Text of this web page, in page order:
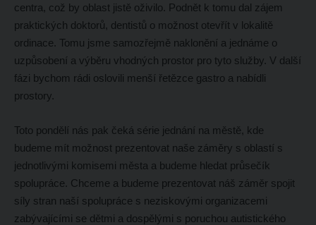
centra, což by oblast jistě oživilo. Podnět k tomu dal zájem
praktických doktorů, dentistů o možnost otevřít v lokalitě
ordinace. Tomu jsme samozřejmě naklonění a jednáme o
uzpůsobení a výběru vhodných prostor pro tyto služby. V další
fázi bychom rádi oslovili menší řetězce gastro a nabídli
prostory.
Toto pondělí nás pak čeká série jednání na městě, kde
budeme mít možnost prezentovat naše záměry s oblastí s
jednotlivými komisemi města a budeme hledat průsečík
spolupráce. Chceme a budeme prezentovat náš záměr spojit
síly stran naší spolupráce s neziskovými organizacemi
zabývajícími se dětmi a dospělými s poruchou autistického